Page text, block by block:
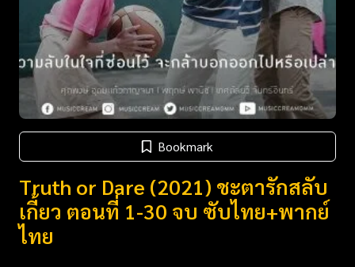
Bookmark
Truth or Dare (2021) ชะตารักสลับ
เกี้ยว ตอนที่ 1-30 จบ ซับไทย+พากย์
ไทย